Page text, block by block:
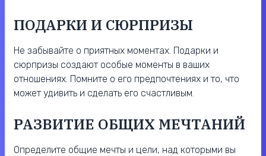
ПОДАРКИ И СЮРПРИЗЫ
Не забывайте о приятных моментах. Подарки и
сюрпризы создают особые моменты в ваших
отношениях. Помните о его предпочтениях и то, что
может удивить и сделать его счастливым.
РАЗВИТИЕ ОБЩИХ МЕЧТАНИЙ
Определите общие мечты и цели, над которыми вы